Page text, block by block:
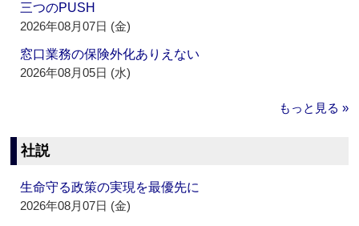
三つのPUSH
2026年08月07日 (金)
窓口業務の保険外化ありえない
2026年08月05日 (水)
もっと見る »
社説
生命守る政策の実現を最優先に
2026年08月07日 (金)